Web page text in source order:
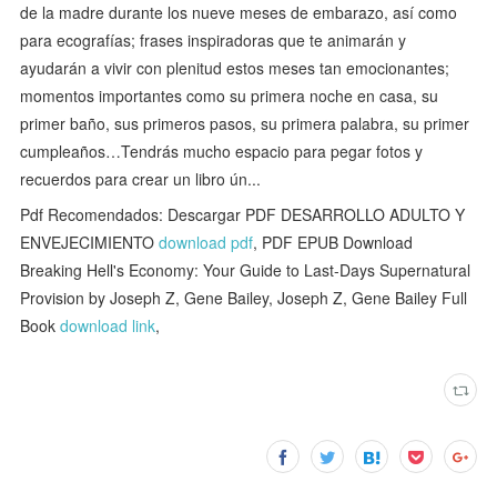
de la madre durante los nueve meses de embarazo, así como
para ecografías; frases inspiradoras que te animarán y
ayudarán a vivir con plenitud estos meses tan emocionantes;
momentos importantes como su primera noche en casa, su
primer baño, sus primeros pasos, su primera palabra, su primer
cumpleaños…Tendrás mucho espacio para pegar fotos y
recuerdos para crear un libro ún...
Pdf Recomendados: Descargar PDF DESARROLLO ADULTO Y
ENVEJECIMIENTOdownload pdf, PDF EPUB Download
Breaking Hell's Economy: Your Guide to Last-Days Supernatural
Provision by Joseph Z, Gene Bailey, Joseph Z, Gene Bailey Full
Bookdownload link,